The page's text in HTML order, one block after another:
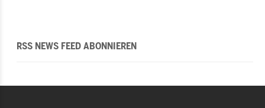
RSS NEWS FEED ABONNIEREN